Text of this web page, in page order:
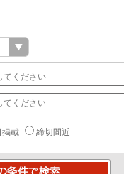
掲載 締切間近